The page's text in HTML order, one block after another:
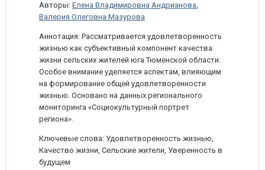
Авторы: Елена Владимировна Андрианова,
Валерия Олеговна Мазурова
Аннотация: Рассматривается удовлетворенность
жизнью как субъективный компонент качества
жизни сельских жителей юга Тюменской области.
Особое внимание уделяется аспектам, влияющим
на формирование общей удовлетворенности
жизнью. Основано на данных регионального
мониторинга «Социокультурный портрет
региона».
Ключевые слова: Удовлетворенность жизнью,
Качество жизни, Сельские жители, Уверенность в
будущем